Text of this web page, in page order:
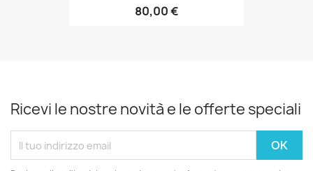
80,00 €
Ricevi le nostre novità e le offerte speciali